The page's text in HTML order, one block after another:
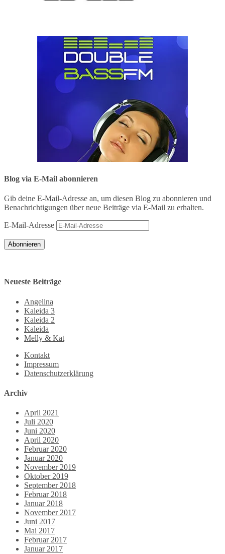
Blog via E-Mail abonnieren
Gib deine E-Mail-Adresse an, um diesen Blog zu abonnieren und
Benachrichtigungen über neue Beiträge via E-Mail zu erhalten.
E-Mail-Adresse
Abonnieren
Neueste Beiträge
Angelina
Kaleida 3
Kaleida 2
Kaleida
Melly & Kat
Kontakt
Impressum
Datenschutzerklärung
Archiv
April 2021
Juli 2020
Juni 2020
April 2020
Februar 2020
Januar 2020
November 2019
Oktober 2019
September 2018
Februar 2018
Januar 2018
November 2017
Juni 2017
Mai 2017
Februar 2017
Januar 2017